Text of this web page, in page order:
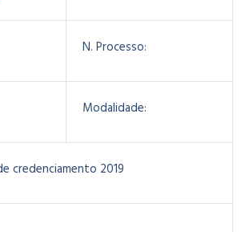
N. Processo:
Modalidade:
credenciamento 2019